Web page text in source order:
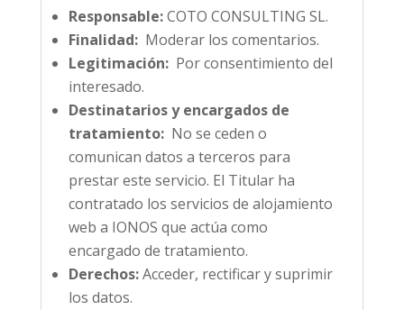
Responsable:COTO CONSULTING SL.
Finalidad:Moderar los comentarios.
Legitimación:Por consentimiento del
interesado.
Destinatarios y encargados de
tratamiento:No se ceden o
comunican datos a terceros para
prestar este servicio. El Titular ha
contratado los servicios de alojamiento
web a IONOS que actúa como
encargado de tratamiento.
Derechos:Acceder, rectificar y suprimir
los datos.